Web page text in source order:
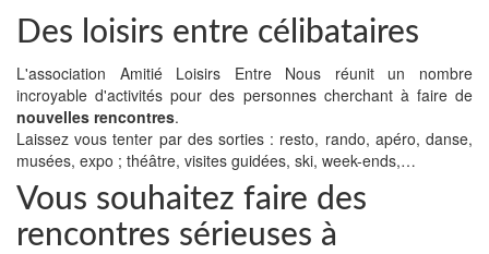
Des loisirs entre célibataires
L'association Amitié Loisirs Entre Nous réunit un nombre
incroyable d'activités pour des personnes cherchant à faire de
nouvelles rencontres.
Laissez vous tenter par des sorties : resto, rando, apéro, danse,
musées, expo ; théâtre, visites guidées, ski, week-ends,…
Vous souhaitez faire des
rencontres sérieuses à